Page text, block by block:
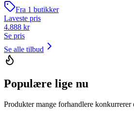
Fra 1 butikker
Laveste pris
4.888 kr
Se pris
Se alle tilbud
Populære lige nu
Produkter mange forhandlere konkurrerer